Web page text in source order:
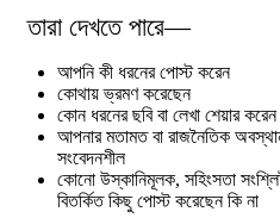
তারা দেখতে পারে—
আপনি কী ধরনের পোস্ট করেন
কোথায় ভ্রমণ করেছেন
কোন ধরনের ছবি বা লেখা শেয়ার করেন
আপনার মতামত বা রাজনৈতিক
সংবেদনশীল
কোনো উস্কানিমূলক, সহিংসতা
বিতর্কিত কিছু পোস্ট করেছেন কি না